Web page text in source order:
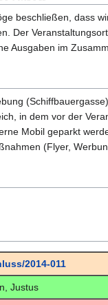
beschließen, dass
Der
Ausgaben im
in dem vor der
Mobil geparkt
(Flyer,
2014-011
Justus